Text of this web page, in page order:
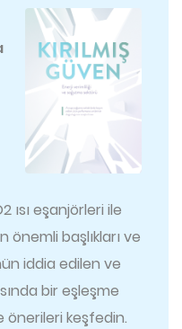
ısı eşanjörleri ile
önemli başlıkları ve
iddia edilen ve
bir eşleşme
önerileri keşfedin.